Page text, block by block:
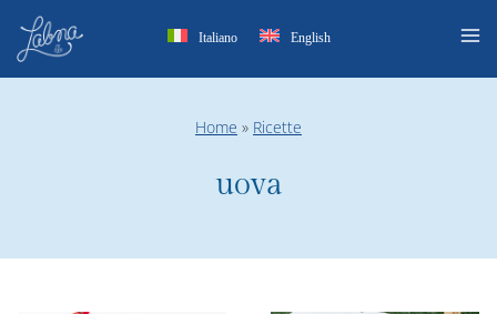
Salta
contenuto
Italiano English
Home » Ricette
uova